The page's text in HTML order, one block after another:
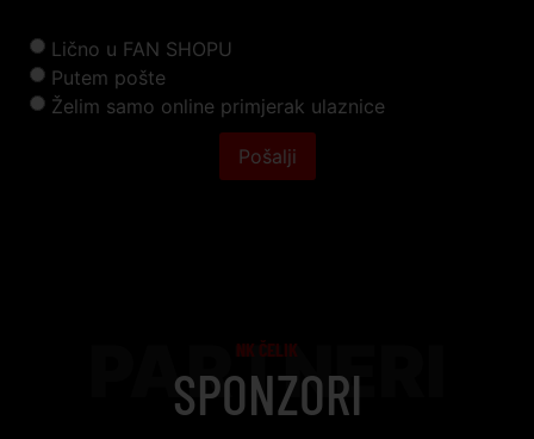
Lično u FAN SHOPU
Putem pošte
Želim samo online primjerak ulaznice
Pošalji
PARTNERI
NK ČELIK
SPONZORI